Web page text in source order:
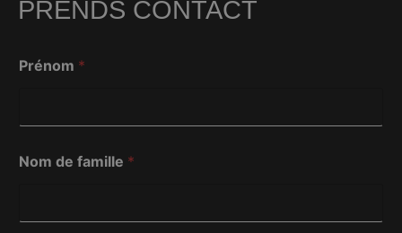
PRENDS CONTACT
o
e
s
a
S
Prénom *
Nom de famille *